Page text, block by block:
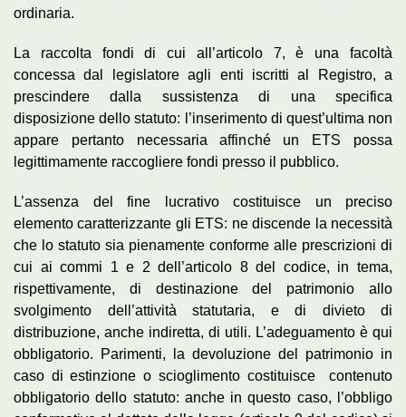
ordinaria.
La raccolta fondi di cui all’articolo 7, è una facoltà
concessa dal legislatore agli enti iscritti al Registro, a
prescindere dalla sussistenza di una specifica
disposizione dello statuto: l’inserimento di quest’ultima non
appare pertanto necessaria affinché un ETS possa
legittimamente raccogliere fondi presso il pubblico.
L’assenza del fine lucrativo costituisce un preciso
elemento caratterizzante gli ETS: ne discende la necessità
che lo statuto sia pienamente conforme alle prescrizioni di
cui ai commi 1 e 2 dell’articolo 8 del codice, in tema,
rispettivamente, di destinazione del patrimonio allo
svolgimento dell’attività statutaria, e di divieto di
distribuzione, anche indiretta, di utili. L’adeguamento è qui
obbligatorio. Parimenti, la devoluzione del patrimonio in
caso di estinzione o scioglimento costituisce contenuto
obbligatorio dello statuto: anche in questo caso, l’obbligo